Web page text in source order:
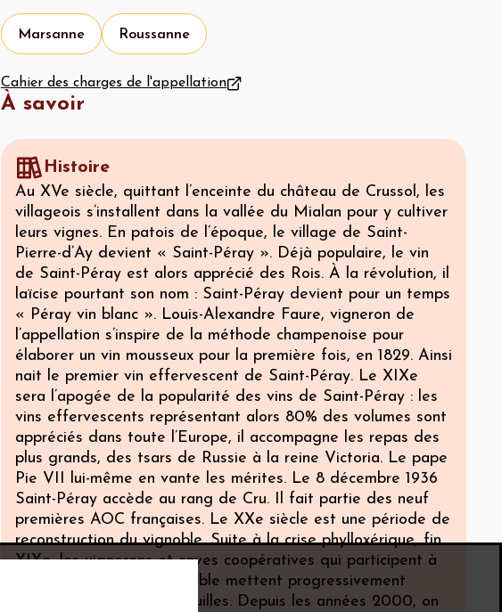
Marsanne Roussanne
Cahier des charges de l'appellation
À savoir
Histoire
Au XVe siècle, quittant l’enceinte du château de Crussol, les
villageois s’installent dans la vallée du Mialan pour y cultiver
leurs vignes. En patois de l’époque, le village de Saint-
Pierre-d’Ay devient « Saint-Péray ». Déjà populaire, le vin
de Saint-Péray est alors apprécié des Rois. À la révolution, il
laïcise pourtant son nom : Saint-Péray devient pour un temps
« Péray vin blanc ». Louis-Alexandre Faure, vigneron de
l’appellation s’inspire de la méthode champenoise pour
élaborer un vin mousseux pour la première fois, en 1829. Ainsi
nait le premier vin effervescent de Saint-Péray. Le XIXe
sera l’apogée de la popularité des vins de Saint-Péray : les
vins effervescents représentant alors 80% des volumes sont
appréciés dans toute l’Europe, il accompagne les repas des
plus grands, des tsars de Russie à la reine Victoria. Le pape
Pie VII lui-même en vante les mérites. Le 8 décembre 1936
Saint-Péray accède au rang de Cru. Il fait partie des neuf
premières AOC françaises. Le XXe siècle est une période de
reconstruction du vignoble. Suite à la crise phylloxérique, fin
XIXe, les vignerons et caves coopératives qui participent à
la reconstruction du vignoble mettent progressivement
l’accent sur les vins tranquilles. Depuis les années 2000, on